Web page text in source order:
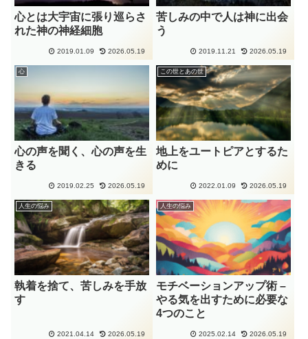
心とは大宇宙に張り巡らさ
れた神の神経細胞
2019.01.09 2026.05.19
苦しみの中で人は神に出会
う
2019.11.21 2026.05.19
心
心の声を聞く、心の声を生
きる
2019.02.25 2026.05.19
この世とあの世
地上をユートピアとするた
めに
2022.01.09 2026.05.19
人生の悩み
執着を捨て、苦しみを手放
す
2021.04.14 2026.05.19
人生の悩み
モチベーションアップ術 –
やる気を出すために必要な
4つのこと
2025.02.14 2026.05.19